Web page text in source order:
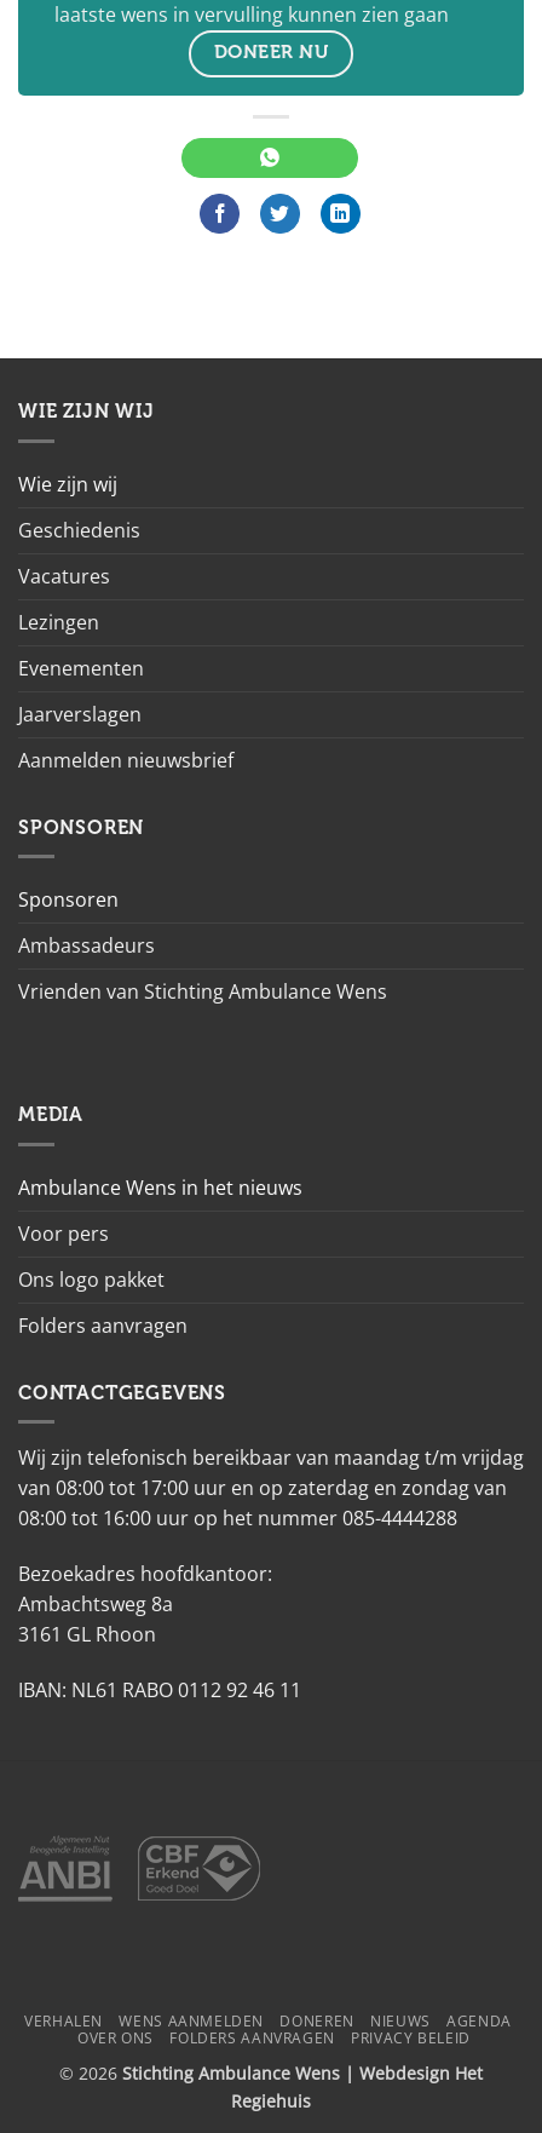
laatste wens in vervulling kunnen zien gaan
DONEER NU
WIE ZIJN WIJ
Wie zijn wij
Geschiedenis
Vacatures
Lezingen
Evenementen
Jaarverslagen
Aanmelden nieuwsbrief
SPONSOREN
Sponsoren
Ambassadeurs
Vrienden van Stichting Ambulance Wens
MEDIA
Ambulance Wens in het nieuws
Voor pers
Ons logo pakket
Folders aanvragen
CONTACTGEGEVENS
Wij zijn telefonisch bereikbaar van maandag t/m vrijdag
van 08:00 tot 17:00 uur en op zaterdag en zondag van
08:00 tot 16:00 uur op het nummer 085-4444288
Bezoekadres hoofdkantoor:
Ambachtsweg 8a
3161 GL Rhoon
IBAN: NL61 RABO 0112 92 46 11
VERHALEN WENS AANMELDEN DONEREN NIEUWS
AGENDA
OVER ONS
FOLDERS AANVRAGEN PRIVACY BELEID
© 2026 Stichting Ambulance Wens | Webdesign Het
Regiehuis